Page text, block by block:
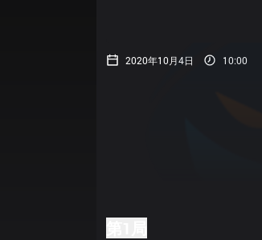
2020年10月4日 10:00